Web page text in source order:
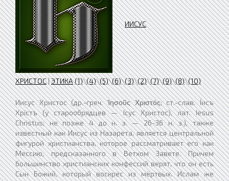
ИИСУС
ХРИСТОС|ЭТИКА(1)\(4)\(5)\(6)\(3)\(2)\(7)\(9)\(8)\(10)
Иисус Христос (др.-греч. Ἰησοῦς Χριστός; ст.-слав. Їисъ Хрїстъ (у старообрядцев — Ісус Христос), лат. Iesus Christus; не позже 4 до н. э. — 26-36 н. э.), также известный как Иисус из Назарета, является центральной фигурой христианства, которое рассматривает его как Мессию, предсказанного в Ветхом Завете. Причем большинство христианских конфессий верят, что он есть Сын Божий, который воскрес из мёртвых. Ислам же считает Иисуса пророком, а также Мессией. Некоторые другие религии также почитают его по-своему. И очевидно, что он является одной из самых влиятельных фигур в истории человечества. Основными источниками информации о жизни Иисуса и его учении являются четыре канонических Евангелия, в особенности синоптические Евангелия, хотя некоторые ученые утверждают, что такие писания, как Евангелие от Фомы и Евангелие от Евреев, также являются важными. Большинство учёных критиков в библейских исследованиях считают, что некоторые части Нового Завета полезны для образного восстановления жизни Иисуса, подтверждающей, что Иисус был евреем, которого воспринимали как учителя и целителя, что он крестился у Иоанна Крестителя, и был распят в Иерусалиме по приказу римского прокуратора Иудеи Понтия Пилата, по обвинению в подстрекательстве к мятежу против Римской империи. Наряду с этими несколькими выводами, академические дебаты продолжаются относительно хронологии, основной мысли проповедей Иисуса, его социального положения, культурной среды и религиозной ориентации. Учёные выдвигают конкурирующие описания Иисуса; как ожидаемого Мессию, как лидера апокалиптического движения, как странствующего мудреца, как харизматического целителя и как основателя независимого религиозного движения. О деятельности Иисуса в римской провинции Иудея сообщают также нехристианские авторы I—II веков. Преимущественно христиане верят, что Иисус — второе лицо (ипостась) Троицы, Бог-Сын, воплотившийся среди людей, который взял на Себя грехи людей, умер за них, а затем воскрес из мёртвых, что закреплено в христианском никейском Символе веры. Другие христианские убеждения включают непорочное зачатие Иисуса, творение чудес, вознесение на небеса, и скорое второе пришествие. Хотя доктрина о Троице принята большинством христиан, некоторые группы отвергают её полностью или частично, как небиблейскую. Согласно исламу, Иисус (по араб. عيسى, обычно транслитерируется как Иса) считается одним из важных пророков Бога, принёсшим Писание, и чудотворцем. Иисус называется также «Мессией», но ислам не учит, что он был божественным. Ислам учит, что Иисус телесно вознёсся на небо, без какого-либо распятия и воскресения, в отличие от традиционной христианской веры о смерти и воскресении Иисуса Христа. Иисус — современная церковнославянская транслитерация греческой формы Ιησούς еврейского имени ישוע (Иешуа), в свою очередь являющегося усечением имени יהושע (Йехошуа) («Господь есть Спасение»). Йехошуа/Йешуа — одно из самых распространённых еврейских имён того периода. Оно давалось в основном в память об ученике Моисея и завоевателе Земли Израильской Йехошу́а бин Нун (ок. XV—XIV вв. до н. э.), которого русская синодальная Библия также называет Иисусом — Иисус Навин. Христос — эпитет и титул, указывающий на характер миссии Иисуса с точки зрения христианства. Греческое слово Χριστός есть перевод ивритского משׁיח (Машиах) и арамейского משיחא (Мешиха) и означает «помазанник» (мессия). Эпитет «помазанник» употреблялся в древнем Израиле по отношению к царям и священникам. Поставление царей на трон и священников на служение совершалось в Израиле через торжественное помазание елеем. Изначально «помазанными» называли священников, а после установления монархии в Израиле слово «помазанник» начали употреблять по отношению к царям. Соответственно, иудейские пророки предвозвещали пришествие царя из рода Давида, «помазанника», который, являясь одновременно священником и царём, исполнит всё то, что Израиль ожидает от истинного Царя мира. Иисус Христос ИИСУС ХРИСТОС (греч. Iesous — калька ивритск. Jesua, Jehosua — помощь Яхве, спасение; греч. Christos — помазанник, эквивалент ивритск. Mashiah — мессия, спаситель) — в традиции христианства — богочеловек, обладающий всей содержательной полнотой как бытия Абсолюта, так и человеческой экзистенции (библейские "сын Божий" и "сын человеческий"); второе лицо в структуре Троицы, Бог-Сын, воплощающий в себе Логос слова Божьего; посредник между Богом и людьми, устами которого Господь возвещает истину откровения (ср. с непосредственным явлением Бога Моисею в Ветхом Завете); искупитель, чья крестная жертва спасает человечество от проклятия первородного греха (см. славян. Спас и греч. Soter — спаситель; отсюда сотериология как теория спасения). (1) — В образе И.Х. характерный для теизма вектор личностной артикуляции персонифицированного Бога находит свое максимальное проявление: Абсолют обретает не просто персонифицированный облик, но подлинно экзистенциальные человеческие черты, оказываясь открытым не только для диалогического откровения, но и для страдания, а значит, — сострадания и милосердия, инспирируя фундаментальный переход европейской культуры от "религии страха" (по терминологии Фромма) к "религии любви". За редкими — на грани ересей — исключениями И.Х. является центральным семантическим узлом вероучения практически для всех христианских конфессий (феномен христоцентризма), задавая остро артикулированную интенцию понимания откровения как личного и личностного контакта, что порождает в христианстве богатейшую традицию мистики. Идея искупительной жертвы И.Х. обусловливает в христианстве интерпретацию сотериологии как центрированной фигурой И.Х. в качестве Спасителя (ср. с идеей Машиаха, которая, будучи эксплицитно выраженной, тем не менее, не фундирует собою иудаизм: "если ты садишь дерево и услышал о приходе Машиаха, закончи работу свою, а потом иди встречать Машиаха"). Христианский Символ веры, основанный на идее вочеловечивания Бога, задает в европейской культуре человекосоразмерную парадигму божественного служения, понятого не в качестве дискретного героико-экстатического подвига, обращенного к Абсолюту, но в качестве неизменного достоинства и перманентно повседневного милосердия в отношении к ближнему (не экстремум, но норма: с любовью, но не со страстью), делая акцент не на человечестве, но на человеке ("...Жаждал, и вы напоили меня... Истинно говорю вам: так как вы сделали это одному из сих братьев моих меньших, то сделали мне" — Мф, 25, 35—40). В образе И.Х., акцентирующем не громовую мощь, но тихий глас Божий, в качестве основы и истока не только вселенского могущества, но и подлинной свободы выступает не внешняя (физическая или социальная) сила, но душевный покой (мир) и самообладание — парадигма силы духа, фундирующая собою в качестве своеобычной сакральной программной ценности всю европейскую культуру. (2) — Центральная фигура европейской (и в целом — западной) истории — вне зависимости от результата многовековой полемики между исторической [А.Луази, М.Гогель, Л.Дюшен, Тюбингенская школа (Ф.К.Баур, А.Гингельфельд, К.Кестлин, Г.Пданк, Г.Фолькмар, Э.Целлер), Д.Штраус, Ю.Вельхаузен, В.Вреде, А.Гарнак, Э.Ренан, А.Ритчль, В.Вейс, Р.Бультман и др.] и мифологической (от Ш.Дюпюи, К.Вольнея, Б.Бауэра — до Дж.Робертсона, Т.Уайттекера, А.Немоевского, Э.Мутье-Руссе, П.Кушу, У.Б.Смита, А.Древса и др.) школами христологии, — семантически центрирующая и темпорально структурирующая фундирующее западную культуру видения исторического процесса от принятой системы летоисчисления (как новой системы отсчета в истории человеческого духа — от Рождества Христова) до векторно-ориентированной в будущее (идея второго пришествия и Царства Божьего — ср. с отнесенными в прошлое дохристианскими мифологемами сакрального времени как возводимого к легендарному моменту имеющего креационную семантику брака земли и неба или философскими концепциями "золотого века") модели истории, что задает в западной культуре ценностный приоритет будущего перед прошлым и настоящим. История христианской церкви на протяжении 2—18 вв. знала не менее 24 человек, дерзнувших претендовать на имя И.Х. (все казнены). Культурный символ высшего порядка, центрирующий западну ю культурную традицию как в смысложизненно-аксиологическом, так и в программно-парадигмальном планах: с одной стороны, фундируя характерную для Европы систему ценностей, с другой — задавая в контексте европейской культуры поведенческие сценарии, во многом альтернативные исходному западному активизму (препоручение себя в руки Божьи и делегирование Христу как Спасителю решения собственной судьбы), индивидуализму (нормативная максима любви к ближнему), рационализму (концепция откровения) и волюнтаризму (парадигма смирения), а также утверждая в контексте доминирования универсально-логического типа культурных программ острую артикуляцию значимости личного прецедента. Именно посредством образа И.Х. христианство сохраняет в контексте европейского целерационального технологизма и интеллектуализма артикуляцию любви как верховной ценности человеческой жизни (см. нетипичное для Европы, но все же присутствующее в ее тезаурусе: "Перед великим умом я склоняю голову, перед великим сердцем — преклоняю колени" — Л.ван Бетховен). Символ И.Х. в предельно концентрированном виде выражает генетическую амбивалентность, специфичную для христианской Европы и генетически восходящую как к рационализму античной, так и сакральной мудрости ближневосточной традиций (по формулировке Тертуллиана: "что общего между Афинами и Иерусалимом? У Академии и Церкви?"). Аксиологически акцентированный культурный статус И.Х. как воплощенного Слова (Иоанн, 1, 14) актуализирует и наполняет сакральным смыслом исконно присущие западной традиции логико-вербальную ориентацию, когнитивный и праксеологический оптимизм и интеллектуализм. Вместе с тем, переосмысление основополагающего для европейской культуры феномена Логоса в качестве Бога-Сына — наиболее персонифицированно индивидуального и экзистенциально значимого лика в структуре Троицы — конституирует западную традицию как пар